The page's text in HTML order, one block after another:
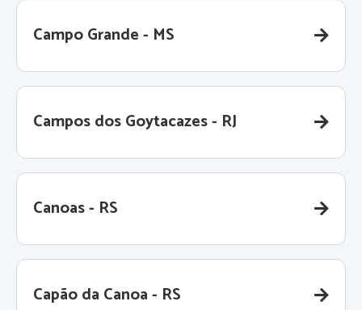
Campo Grande - MS
Campos dos Goytacazes - RJ
Canoas - RS
Capão da Canoa - RS